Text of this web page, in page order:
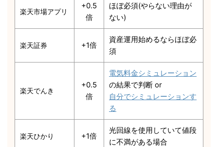
楽天市場アプリ
+0.5
倍
ほぼ必須(やらない理由が
ない)
楽天証券 +1倍
資産運用始めるならほぼ必
須
楽天でんき
+0.5
倍
電気料金シミュレーション
の結果で判断 or
自分でシミュレーションす
る
楽天ひかり +1倍
光回線を使用していて値段
に不満がある場合